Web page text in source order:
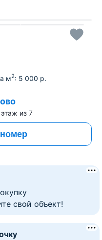
Все фото
м2: 5 000 р.
этаж из 7
свой объект!